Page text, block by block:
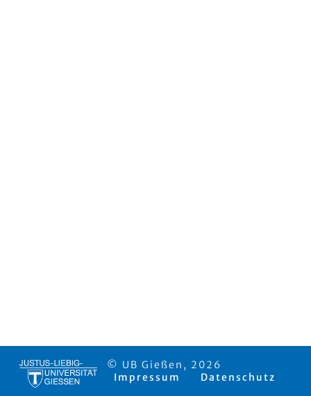
© UB Gießen, 2026
Impressum
Datenschutz